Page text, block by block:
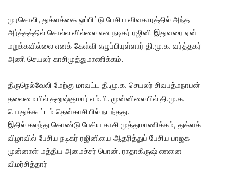
முரசொலி, துக்ளக்கை ஒப்பிட்டு பேசிய விவகாரத்தில் அந்த
அர்த்தத்தில் சொல்ல வில்லை என நடிகர் ரஜினி இதுவரை ஏன்
மறுக்கவில்லை எனக் கேள்வி எழுப்பியுள்ளார் தி.மு.க. வர்த்தகர்
அணி செயலர் காசிமுத்துமாணிக்கம்.
திருநெல்வேலி மேற்கு மாவட்ட தி.மு.க. செயலர் சிவபத்மநாபன்
தலைமையில் தனுஷ்குமார் எம்.பி. முன்னிலையில் தி.மு.க.
பொதுக்கூட்டம் தென்காசியில் நடந்தது.
இதில் கலந்து கொண்டு பேசிய காசி முத்துமாணிக்கம், துக்ளக்
விழாவில் பேசிய நடிகர் ரஜினியை ஆதரித்துப் பேசிய பாஜக
முன்னாள் மத்திய அமைச்சர் பொன். ராதாகிருஷ் ணனை
விமர்சித்தார்